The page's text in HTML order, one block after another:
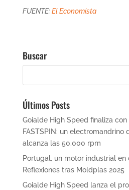
FUENTE:El Economista
Buscar
Últimos Posts
Goialde High Speed finaliza
FASTSPIN: un
alcanza las 50.000 rpm
Portugal, un motor industrial en
Reflexiones tras Moldplas 2025
Goialde High Speed lanza el